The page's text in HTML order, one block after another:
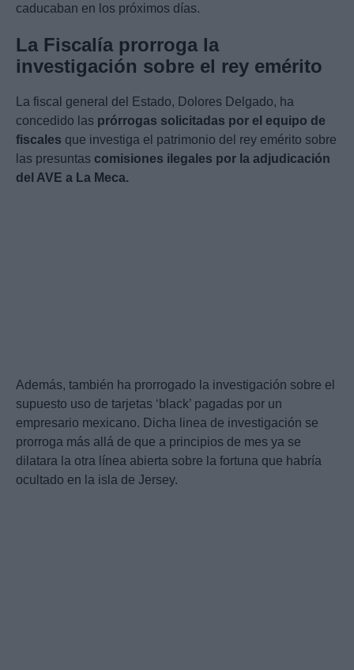
caducaban en los próximos días.
La Fiscalía prorroga la
investigación sobre el rey emérito
La fiscal general del Estado, Dolores Delgado, ha
concedido las prórrogas solicitadas por el equipo de
fiscales que investiga el patrimonio del rey emérito sobre
las presuntas comisiones ilegales por la adjudicación
del AVE a La Meca.
Además, también ha prorrogado la investigación sobre el
supuesto uso de tarjetas ‘black’ pagadas por un
empresario mexicano. Dicha linea de investigación se
prorroga más allá de que a principios de mes ya se
dilatara la otra línea abierta sobre la fortuna que habría
ocultado en la isla de Jersey.